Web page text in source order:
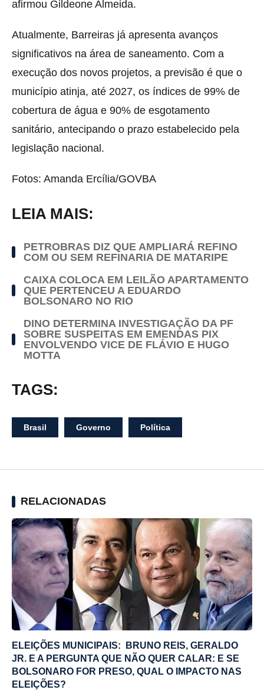
afirmou Gildeone Almeida.
Atualmente, Barreiras já apresenta avanços
significativos na área de saneamento. Com a
execução dos novos projetos, a previsão é que o
município atinja, até 2027, os índices de 99% de
cobertura de água e 90% de esgotamento
sanitário, antecipando o prazo estabelecido pela
legislação nacional.
Fotos: Amanda Ercília/GOVBA
LEIA MAIS:
PETROBRAS DIZ QUE AMPLIARÁ REFINO
COM OU SEM REFINARIA DE MATARIPE
CAIXA COLOCA EM LEILÃO APARTAMENTO
QUE PERTENCEU A EDUARDO
BOLSONARO NO RIO
DINO DETERMINA INVESTIGAÇÃO DA PF
SOBRE SUSPEITAS EM EMENDAS PIX
ENVOLVENDO VICE DE FLÁVIO E HUGO
MOTTA
TAGS:
Brasil Governo Política
RELACIONADAS
ELEIÇÕES MUNICIPAIS: BRUNO REIS, GERALDO
JR. E A PERGUNTA QUE NÃO QUER CALAR: E SE
BOLSONARO FOR PRESO, QUAL O IMPACTO NAS
ELEIÇÕES?